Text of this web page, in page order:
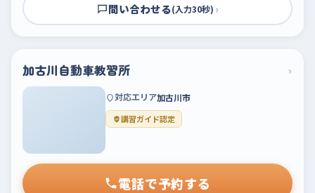
問い合わせる(入力30秒) ›
加古川自動車教習所 ›
対応エリア加古川市
講習ガイド認定
電話で予約する